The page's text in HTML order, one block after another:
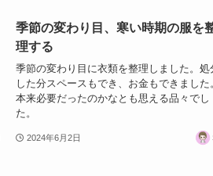
季節の変わり目、寒い時期の服を
理する
季節の変わり目に衣類を整理しました。処
した分スペースもでき、お金もできました
本来必要だったのかなとも思える品々でし
た。
2024年6月2日